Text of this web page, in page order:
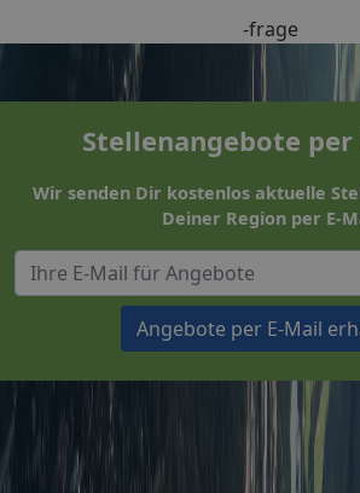
-frage
Stellenangebote per
Wir senden Dir kostenlos aktuelle
Deiner Region per E-
Angebote per E-Mail